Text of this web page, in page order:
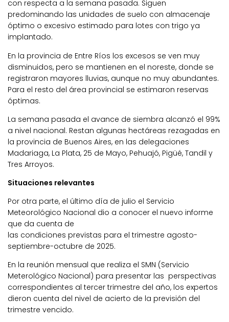
con respecta a la semana pasada. Siguen
predominando las unidades de suelo con almacenaje
óptimo o excesivo estimado para lotes con trigo ya
implantado.
En la provincia de Entre Ríos los excesos se ven muy
disminuidos, pero se mantienen en el noreste, donde se
registraron mayores lluvias, aunque no muy abundantes.
Para el resto del área provincial se estimaron reservas
óptimas.
La semana pasada el avance de siembra alcanzó el 99%
a nivel nacional. Restan algunas hectáreas rezagadas en
la provincia de Buenos Aires, en las delegaciones
Madariaga, La Plata, 25 de Mayo, Pehuajó, Pigüé, Tandil y
Tres Arroyos.
Situaciones relevantes
Por otra parte, el último día de julio el Servicio
Meteorológico Nacional dio a conocer el nuevo informe
que da cuenta de
las condiciones previstas para el trimestre agosto-
septiembre-octubre de 2025.
En la reunión mensual que realiza el SMN (Servicio
Meterológico Nacional) para presentar las perspectivas
correspondientes al tercer trimestre del año, los expertos
dieron cuenta del nivel de acierto de la previsión del
trimestre vencido.